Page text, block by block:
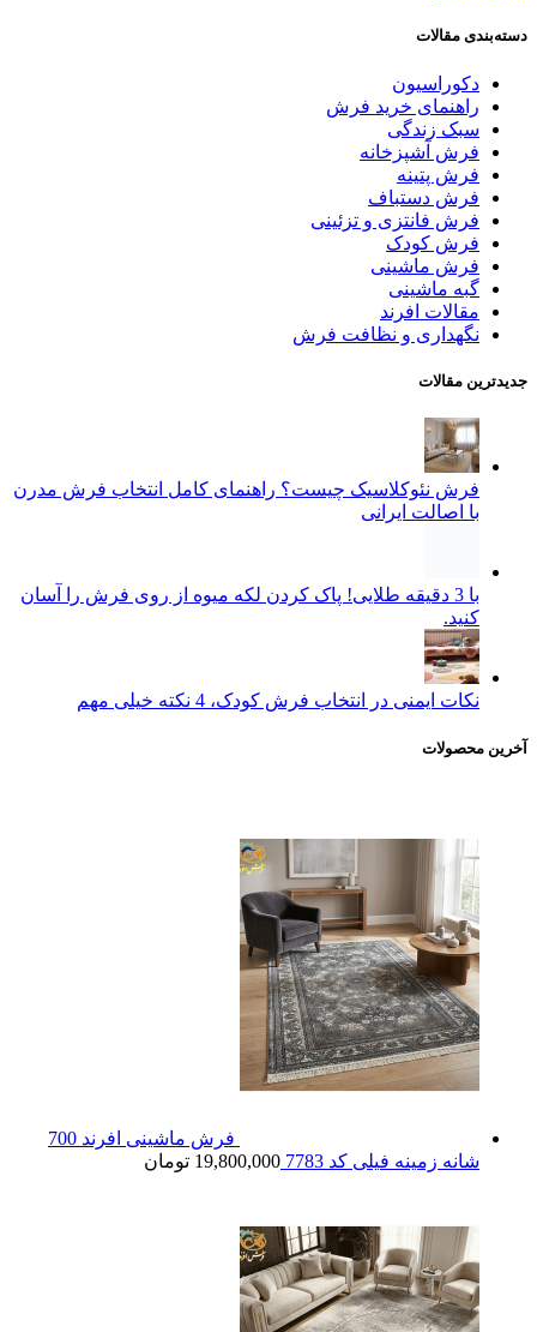
دسته‌بندی مقالات
دکوراسیون
راهنمای خرید فرش
سبک زندگی
فرش آشپزخانه
فرش پتینه
فرش دستباف
فرش فانتزی و تزئینی
فرش کودک
فرش ماشینی
گبه ماشینی
مقالات افرند
نگهداری و نظافت فرش
جدیدترین مقالات
فرش نئوکلاسیک چیست؟ راهنمای کامل انتخاب فرش مدرن
با اصالت ایرانی
با 3 دقیقه طلایی! پاک کردن لکه میوه از روی فرش را آسان
کنید.
نکات ایمنی در انتخاب فرش کودک، 4 نکته خیلی مهم
آخرین محصولات
فرش ماشینی افرند 700
شانه زمینه فیلی کد 7783
19,800,000 تومان